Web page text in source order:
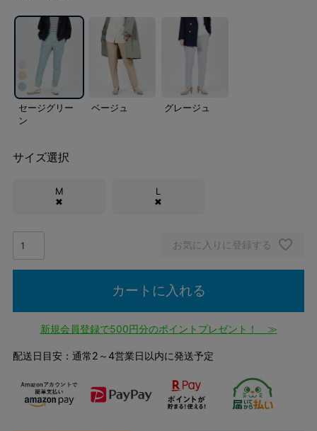
セージグリー
ン
ベージュ グレージュ
サイズ選択
M
✖
L
✖
お気に入りに登録する
カートに入れる
新規会員登録で500円分のポイントプレゼント！ ≫
配送日目安：通常2～4営業日以内に発送予定